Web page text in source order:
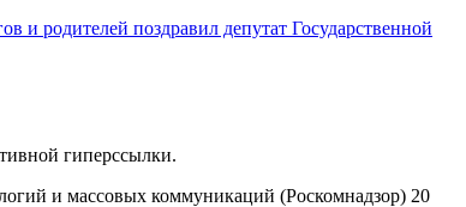
родителей поздравил депутат Государственной
гиперссылки.
и массовых коммуникаций (Роскомнадзор) 20